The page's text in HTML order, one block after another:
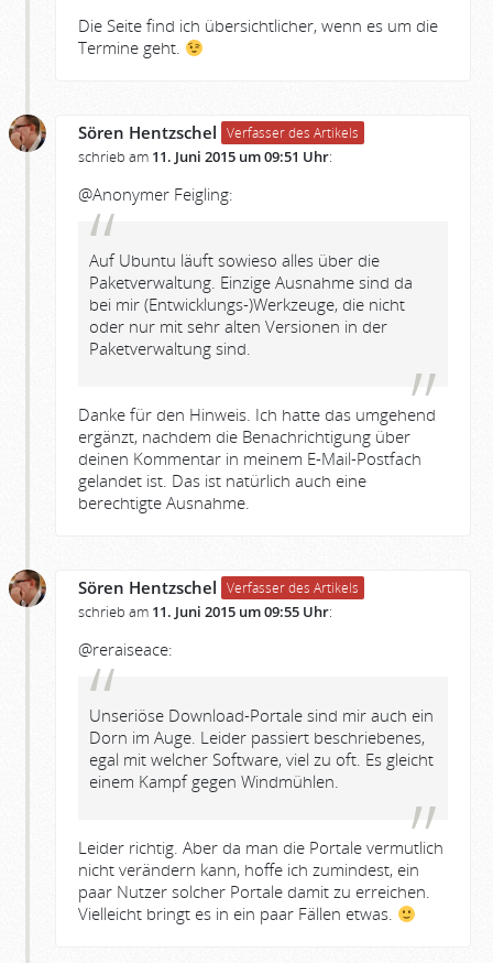
Die Seite find ich übersichtlicher, wenn es um die
Termine geht.
Sören Hentzschel Verfasser des Artikels
schrieb am 11. Juni 2015 um 09:51 Uhr:
@Anonymer Feigling:
Auf Ubuntu läuft sowieso alles über die
Paketverwaltung. Einzige Ausnahme sind da
bei mir (Entwicklungs-)Werkzeuge, die nicht
oder nur mit sehr alten Versionen in der
Paketverwaltung sind.
Danke für den Hinweis. Ich hatte das umgehend
ergänzt, nachdem die Benachrichtigung über
deinen Kommentar in meinem E-Mail-Postfach
gelandet ist. Das ist natürlich auch eine
berechtigte Ausnahme.
Sören Hentzschel Verfasser des Artikels
schrieb am 11. Juni 2015 um 09:55 Uhr:
@reraiseace:
Unseriöse Download-Portale sind mir auch ein
Dorn im Auge. Leider passiert beschriebenes,
egal mit welcher Software, viel zu oft. Es gleicht
einem Kampf gegen Windmühlen.
Leider richtig. Aber da man die Portale vermutlich
nicht verändern kann, hoffe ich zumindest, ein
paar Nutzer solcher Portale damit zu erreichen.
Vielleicht bringt es in ein paar Fällen etwas.